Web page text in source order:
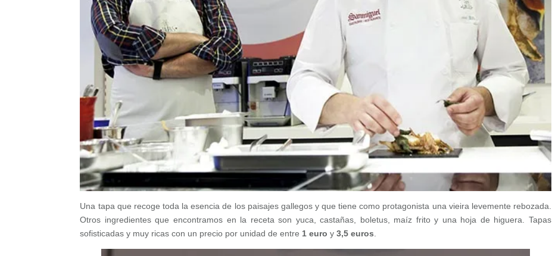
Una tapa que recoge toda la esencia de los paisajes gallegos y que tiene como protagonista una vieira levemente rebozada.
Otros ingredientes que encontramos en la receta son yuca, castañas, boletus, maíz frito y una hoja de higuera. Tapas
sofisticadas y muy ricas con un precio por unidad de entre 1 euro y3,5 euros